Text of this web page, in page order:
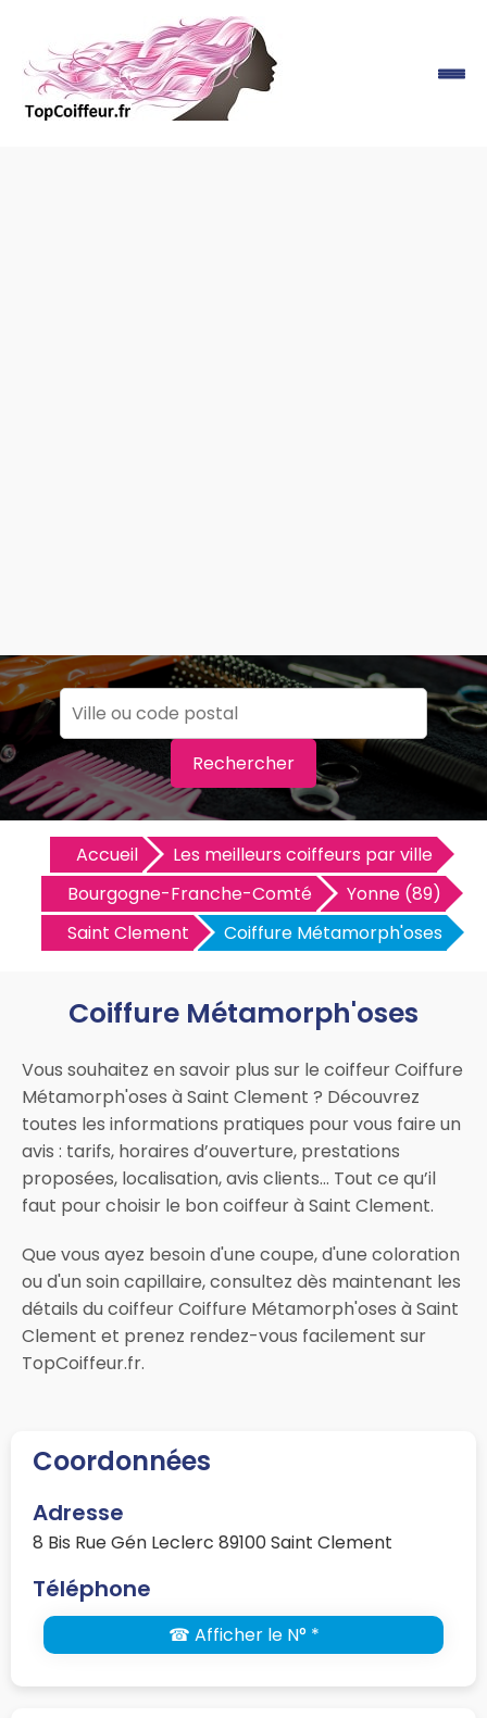
Rechercher
Accueil
Les meilleurs coiffeurs par ville
Bourgogne-Franche-Comté
Yonne (89)
Saint Clement
Coiffure Métamorph'oses
Coiffure Métamorph'oses
Vous souhaitez en savoir plus sur le coiffeur Coiffure
Métamorph'oses à Saint Clement ? Découvrez
toutes les informations pratiques pour vous faire un
avis : tarifs, horaires d’ouverture, prestations
proposées, localisation, avis clients… Tout ce qu’il
faut pour choisir le bon coiffeur à Saint Clement.
Que vous ayez besoin d'une coupe, d'une coloration
ou d'un soin capillaire, consultez dès maintenant les
détails du coiffeur Coiffure Métamorph'oses à Saint
Clement et prenez rendez-vous facilement sur
TopCoiffeur.fr.
Coordonnées
Adresse
8 Bis Rue Gén Leclerc 89100 Saint Clement
Téléphone
☎ Afficher le N° *